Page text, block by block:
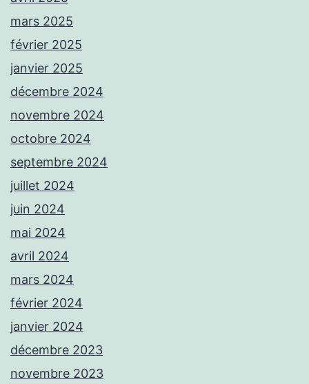
mars 2025
février 2025
janvier 2025
décembre 2024
novembre 2024
octobre 2024
septembre 2024
juillet 2024
juin 2024
mai 2024
avril 2024
mars 2024
février 2024
janvier 2024
décembre 2023
novembre 2023